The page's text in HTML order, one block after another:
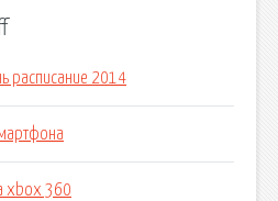
расписание 2014
xbox 360